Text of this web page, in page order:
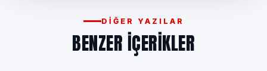
DIĞER YAZILAR
BENZER IÇERIKLER